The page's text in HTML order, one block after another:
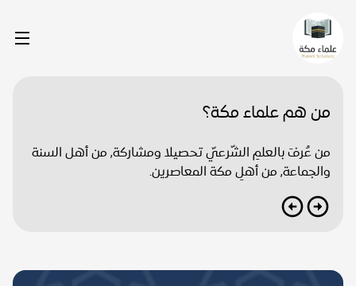
من هم علماء مكة؟
من عُرفَ بالعلمِ الشّرعيّ تحصيلا ومشاركة, من أهل السنة
والجماعة, من أهلِ مكة المعاصرين.